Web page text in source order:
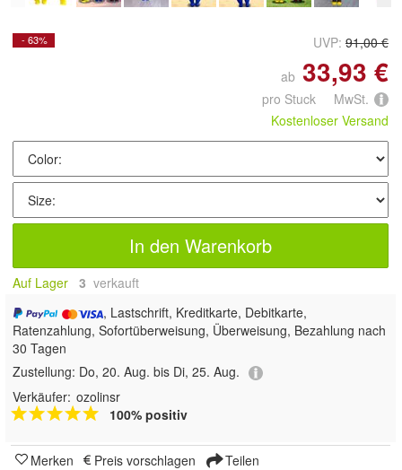
- 63% UVP: 91,00 €
ab 33,93 €
pro Stuck MwSt.
Kostenloser Versand
In den Warenkorb
Auf Lager 3 verkauft
, Lastschrift, Kreditkarte, Debitkarte,
Ratenzahlung, Sofortüberweisung, Überweisung, Bezahlung nach
30 Tagen
Zustellung: Do, 20. Aug. bis Di, 25. Aug.
Verkäufer: ozolinsr
100% positiv
Merken Preis vorschlagen Teilen